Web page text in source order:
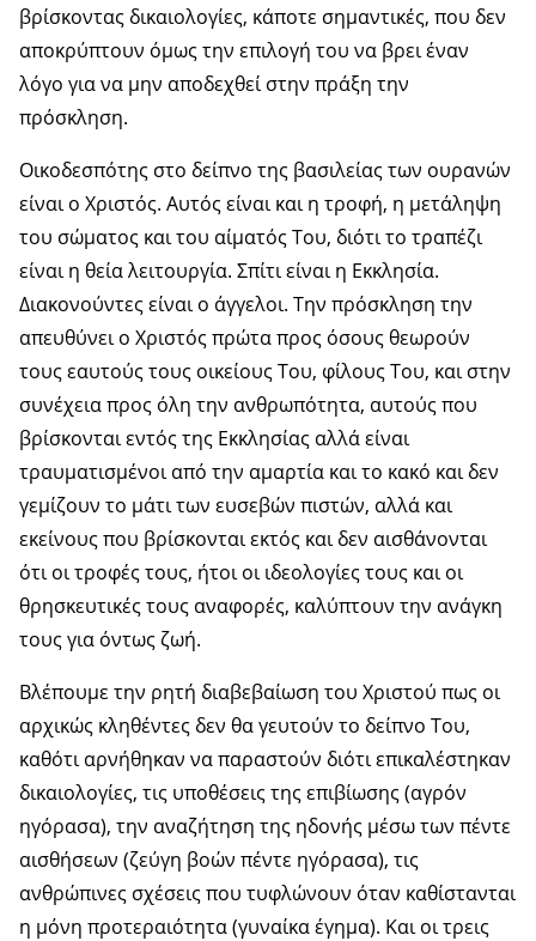
βρίσκοντας δικαιολογίες, κάποτε σημαντικές, που δεν
αποκρύπτουν όμως την επιλογή του να βρει έναν
λόγο για να μην αποδεχθεί στην πράξη την
πρόσκληση.
Οικοδεσπότης στο δείπνο της βασιλείας των ουρανών
είναι ο Χριστός. Αυτός είναι και η τροφή, η μετάληψη
του σώματος και του αίματός Του, διότι το τραπέζι
είναι η θεία λειτουργία. Σπίτι είναι η Εκκλησία.
Διακονούντες είναι ο άγγελοι. Την πρόσκληση την
απευθύνει ο Χριστός πρώτα προς όσους θεωρούν
τους εαυτούς τους οικείους Του, φίλους Του, και στην
συνέχεια προς όλη την ανθρωπότητα, αυτούς που
βρίσκονται εντός της Εκκλησίας αλλά είναι
τραυματισμένοι από την αμαρτία και το κακό και δεν
γεμίζουν το μάτι των ευσεβών πιστών, αλλά και
εκείνους που βρίσκονται εκτός και δεν αισθάνονται
ότι οι τροφές τους, ήτοι οι ιδεολογίες τους και οι
θρησκευτικές τους αναφορές, καλύπτουν την ανάγκη
τους για όντως ζωή.
Βλέπουμε την ρητή διαβεβαίωση του Χριστού πως οι
αρχικώς κληθέντες δεν θα γευτούν το δείπνο Του,
καθότι αρνήθηκαν να παραστούν διότι επικαλέστηκαν
δικαιολογίες, τις υποθέσεις της επιβίωσης (αγρόν
ηγόρασα), την αναζήτηση της ηδονής μέσω των πέντε
αισθήσεων (ζεύγη βοών πέντε ηγόρασα), τις
ανθρώπινες σχέσεις που τυφλώνουν όταν καθίστανται
η μόνη προτεραιότητα (γυναίκα έγημα). Και οι τρεις